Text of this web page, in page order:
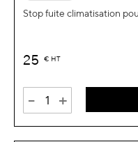
Stop fuite climatisation
25 € HT
- +